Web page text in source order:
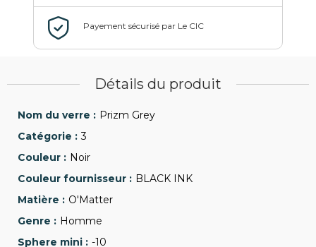
Détails du produit
Prizm Grey
3
Noir
BLACK INK
O'Matter
Homme
-10